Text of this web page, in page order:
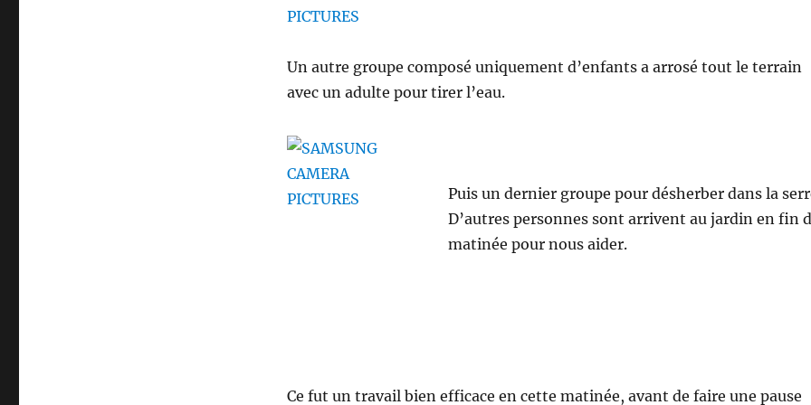
Un autre groupe composé uniquement d’enfants a arrosé tout le terrain
avec un adulte pour tirer l’eau.
Puis un dernier groupe pour désherber dans la
D’autres personnes sont arrivent au jardin en fin
matinée pour nous aider.
Ce fut un travail bien efficace en cette matinée, avant de faire une pause